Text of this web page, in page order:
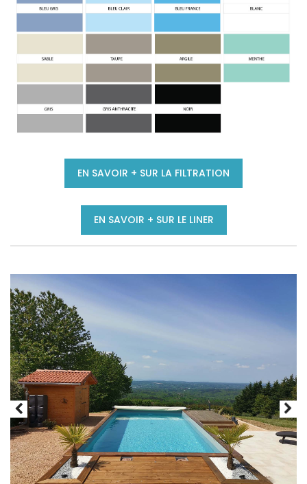
EN SAVOIR + SUR LA FILTRATION
EN SAVOIR + SUR LE LINER